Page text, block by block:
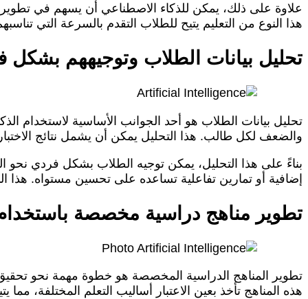
علاوة على ذلك، يمكن للذكاء الاصطناعي أن يسهم في تطوير
هذا النوع من التعليم يتيح للطلاب التقدم بالسرعة التي
تحليل بيانات الطلاب وتوجيههم بشكل
تحليل بيانات الطلاب هو أحد الجوانب الأساسية لاستخدام
والضعف لكل طالب. هذا التحليل يمكن أن يشمل نتائج
بناءً على هذا التحليل، يمكن توجيه الطلاب بشكل فردي نحو
إضافية أو تمارين تفاعلية تساعده على تحسين مستواه. هذا
تطوير مناهج دراسية مخصصة
تطوير المناهج الدراسية المخصصة هو خطوة مهمة نحو
هذه المناهج تأخذ بعين الاعتبار أساليب التعلم المختلفة، مما